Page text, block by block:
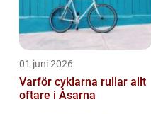
01 juni 2026
Varför cyklarna rullar allt
oftare i Åsarna